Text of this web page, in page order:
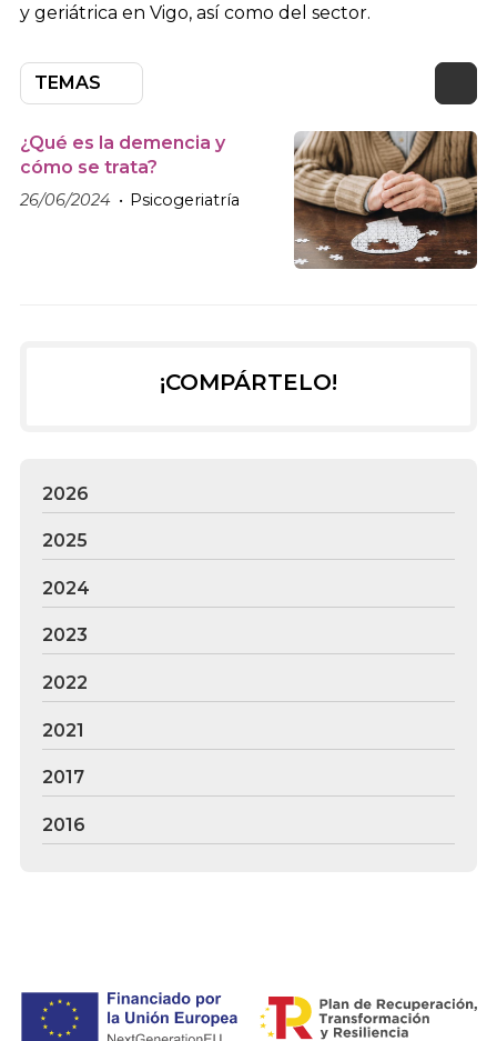
y geriátrica en Vigo, así como del sector.
TEMAS
¿Qué es la demencia y
cómo se trata?
26/06/2024 Psicogeriatría
¡COMPÁRTELO!
2026
2025
2024
2023
2022
2021
2017
2016